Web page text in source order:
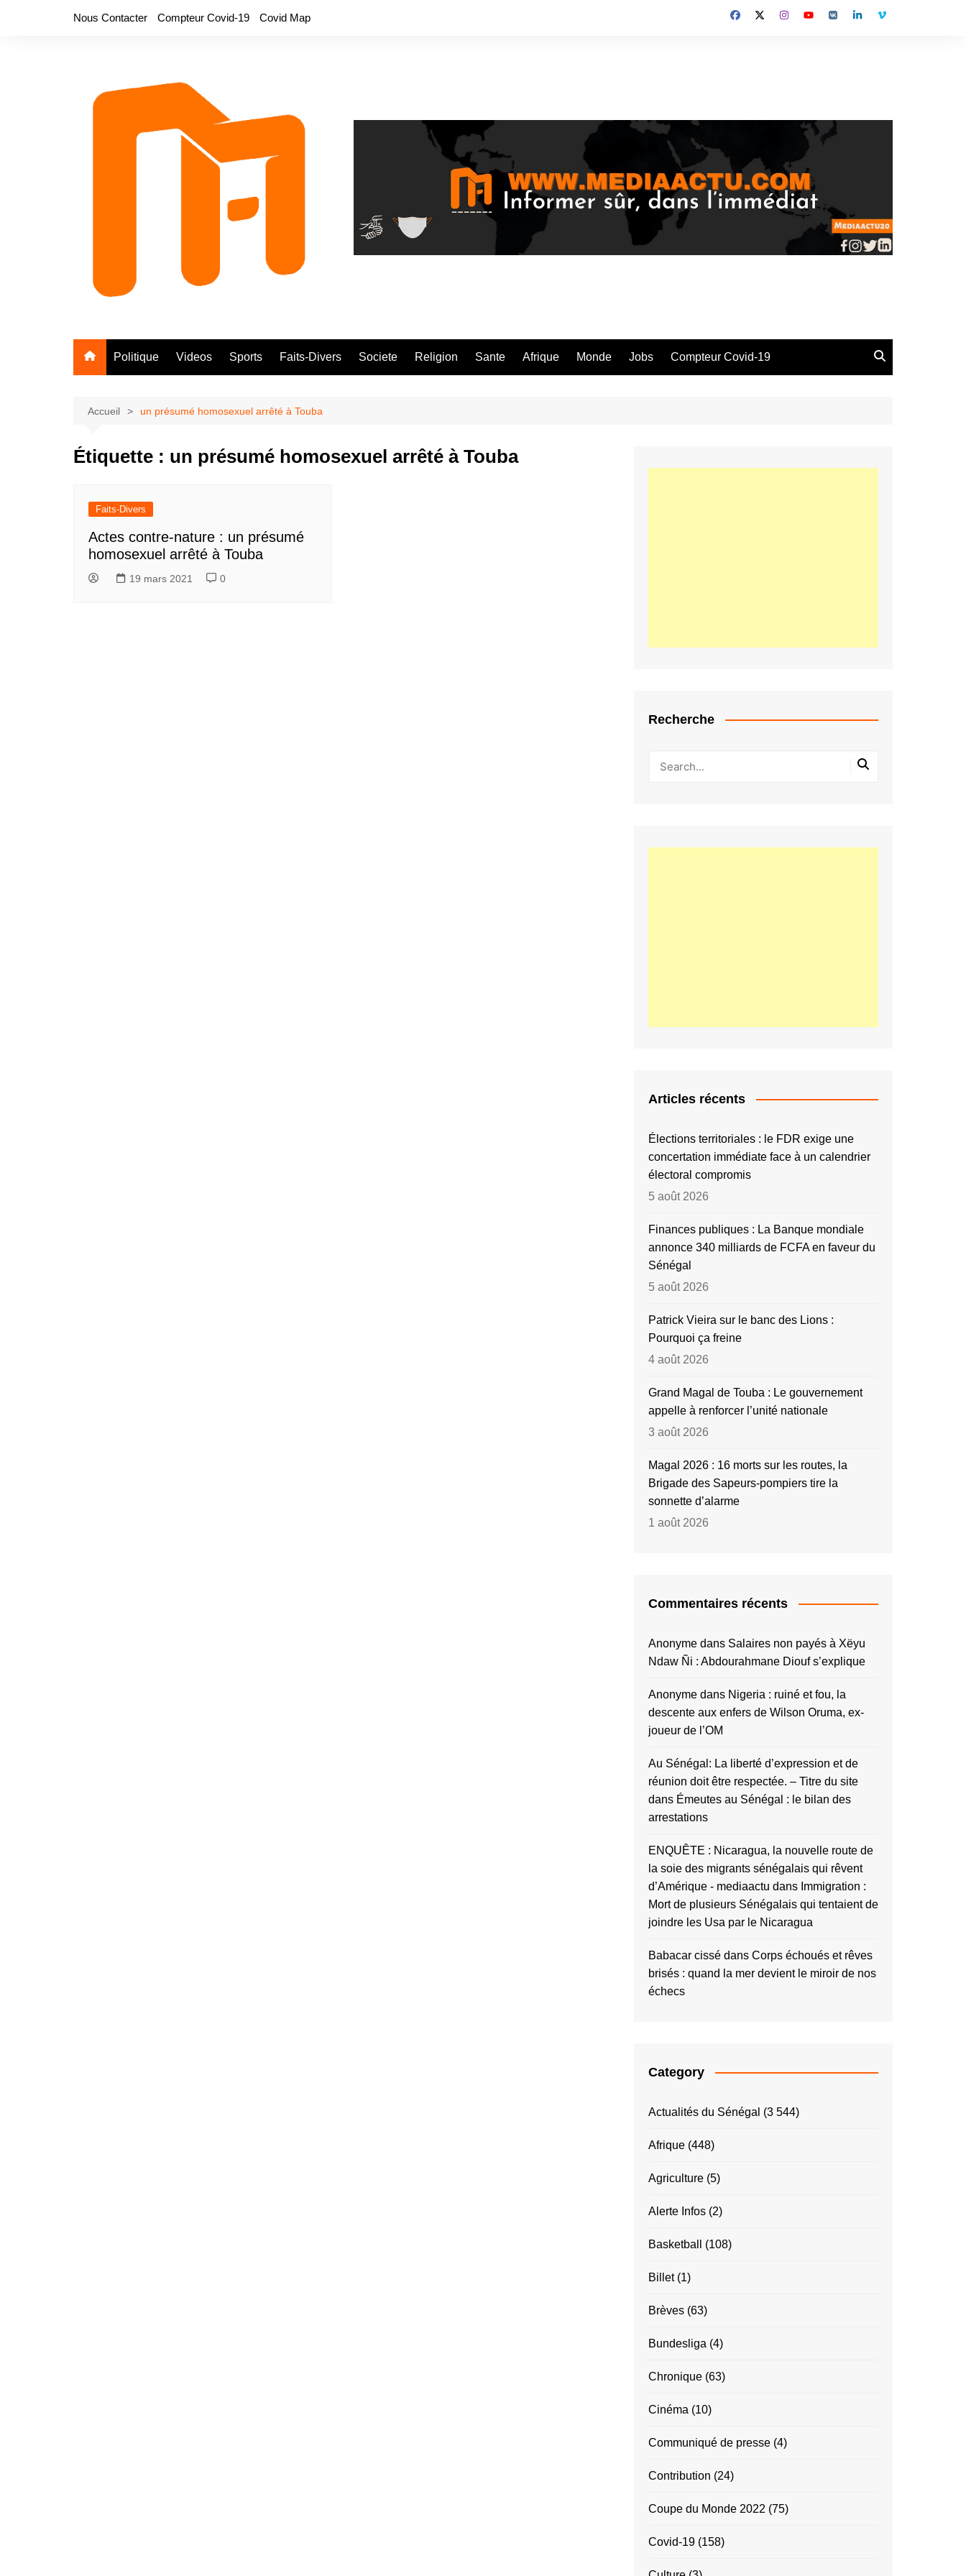
Nous Contacter Compteur Covid-19 Covid Map
Politique Videos Sports Faits-Divers Societe Religion Sante Afrique Monde Jobs Compteur Covid-19
Accueil un présumé homosexuel arrêté à Touba
Étiquette : un présumé homosexuel arrêté à Touba
Faits-Divers
Actes contre-nature : un présumé
homosexuel arrêté à Touba
19 mars 2021 0
Recherche
Articles récents
Élections territoriales : le FDR exige une
concertation immédiate face à un calendrier
électoral compromis
5 août 2026
Finances publiques : La Banque mondiale
annonce 340 milliards de FCFA en faveur du
Sénégal
5 août 2026
Patrick Vieira sur le banc des Lions :
Pourquoi ça freine
4 août 2026
Grand Magal de Touba : Le gouvernement
appelle à renforcer l’unité nationale
3 août 2026
Magal 2026 : 16 morts sur les routes, la
Brigade des Sapeurs-pompiers tire la
sonnette d’alarme
1 août 2026
Commentaires récents
Anonyme dans Salaires non payés à Xëyu
Ndaw Ñi : Abdourahmane Diouf s’explique
Anonyme dans Nigeria : ruiné et fou, la
descente aux enfers de Wilson Oruma, ex-
joueur de l’OM
Au Sénégal: La liberté d’expression et de
réunion doit être respectée. – Titre du site
dans Émeutes au Sénégal : le bilan des
arrestations
ENQUÊTE : Nicaragua, la nouvelle route de
la soie des migrants sénégalais qui rêvent
d’Amérique - mediaactu dans Immigration :
Mort de plusieurs Sénégalais qui tentaient de
joindre les Usa par le Nicaragua
Babacar cissé dans Corps échoués et rêves
brisés : quand la mer devient le miroir de nos
échecs
Category
Actualités du Sénégal (3 544)
Afrique (448)
Agriculture (5)
Alerte Infos (2)
Basketball (108)
Billet(1)
Brèves (63)
Bundesliga (4)
Chronique (63)
Cinéma (10)
Communiqué de presse (4)
Contribution (24)
Coupe du Monde 2022 (75)
Covid-19 (158)